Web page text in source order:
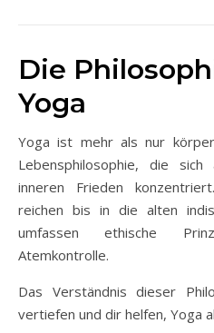
Die
Yoga
Yoga ist mehr als nur
Lebensphilosophie, die sich
inneren Frieden
reichen bis in die alten
umfassen ethische
Atemkontrolle.
Das Verständnis dieser
vertiefen und dir helfen, Yoga